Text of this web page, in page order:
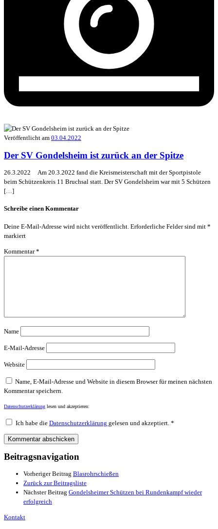
Veröffentlicht am 03.04.2022
Der SV Gondelsheim ist zurück an der Spitze
26.3.2022 Am 20.3.2022 fand die Kreismeisterschaft mit der Sportpistole
beim Schützenkreis 11 Bruchsal statt. Der SV Gondelsheim war mit 5 Schützen
[…]
Schreibe einen Kommentar
Deine E-Mail-Adresse wird nicht veröffentlicht. Erforderliche Felder sind mit *
markiert
Kommentar*
Name
E-Mail-Adresse
Website
Name, E-Mail-Adresse und Website in diesem Browser für meinen nächsten
Kommentar speichern.
Datenschutzerklärung lesen und akzeptieren:
Ich habe die Datenschutzerklärung gelesen und akzeptiert. *
Beitragsnavigation
Vorheriger Beitrag Blasrohrschießen
Zurück zur Beitragsliste
Nächster Beitrag Gondelsheimer Schützen bei Rundenkampf wieder
erfolgreich
Kontakt